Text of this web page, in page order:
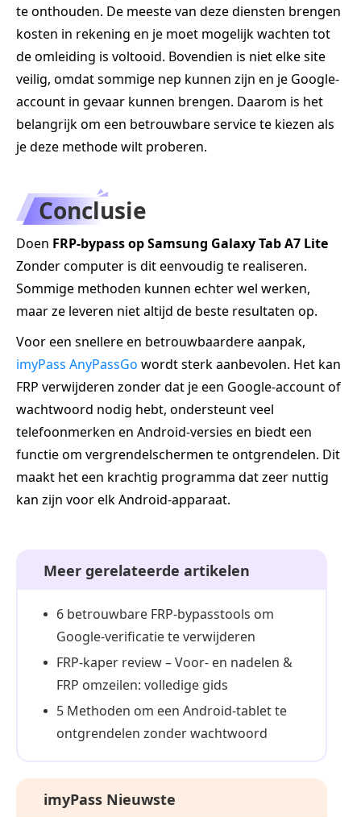
te onthouden. De meeste van deze diensten brengen
kosten in rekening en je moet mogelijk wachten tot
de omleiding is voltooid. Bovendien is niet elke site
veilig, omdat sommige nep kunnen zijn en je Google-
account in gevaar kunnen brengen. Daarom is het
belangrijk om een betrouwbare service te kiezen als
je deze methode wilt proberen.
Conclusie
Doen FRP-bypass op Samsung Galaxy Tab A7 Lite
Zonder computer is dit eenvoudig te realiseren.
Sommige methoden kunnen echter wel werken,
maar ze leveren niet altijd de beste resultaten op.
Voor een snellere en betrouwbaardere aanpak,
imyPass AnyPassGo wordt sterk aanbevolen. Het kan
FRP verwijderen zonder dat je een Google-account of
wachtwoord nodig hebt, ondersteunt veel
telefoonmerken en Android-versies en biedt een
functie om vergrendelschermen te ontgrendelen. Dit
maakt het een krachtig programma dat zeer nuttig
kan zijn voor elk Android-apparaat.
Meer gerelateerde artikelen
6 betrouwbare FRP-bypasstools om
Google-verificatie te verwijderen
FRP-kaper review – Voor- en nadelen &
FRP omzeilen: volledige gids
5 Methoden om een Android-tablet te
ontgrendelen zonder wachtwoord
imyPass Nieuwste